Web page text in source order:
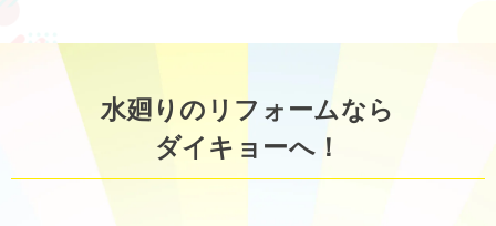
水廻りのリフォームなら
ダイキョーへ！